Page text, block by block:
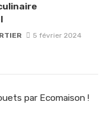
5 février 2024
par Ecomaison !